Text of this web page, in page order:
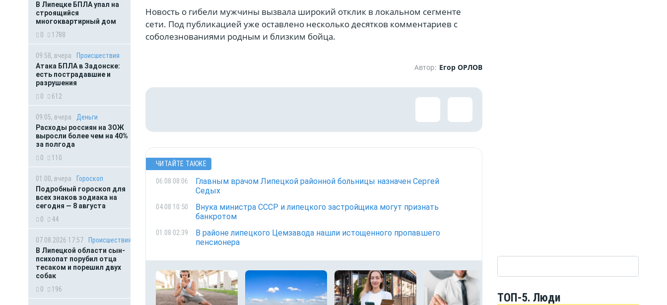
В Липецке БПЛА упал на
строящийся
многоквартирный дом
0
1788
09:58, вчера
Происшествия
Атака БПЛА в Задонске:
есть пострадавшие и
разрушения
0
612
09:05, вчера
Деньги
Расходы россиян на ЗОЖ
выросли более чем на 40%
за полгода
0
110
01:00, вчера
Гороскоп
Подробный гороскоп для
всех знаков зодиака на
сегодня — 8 августа
0
44
07.08.2026 17:57
Происшествия
В Липецкой области сын-
психопат порубил отца
тесаком и порешил двух
собак
0
196
Новость о гибели мужчины вызвала широкий отклик в локальном сегменте
сети. Под публикацией уже оставлено несколько десятков комментариев с
соболезнованиями родным и близким бойца.
Автор: Егор ОРЛОВ
ЧИТАЙТЕ ТАКЖЕ
06.08 08:06
Главным врачом Липецкой районной больницы назначен Сергей
Седых
04.08 10:50
Внука министра СССР и липецкого застройщика могут признать
банкротом
01.08 02:39
В районе липецкого Цемзавода нашли истощенного пропавшего
пенсионера
ТОП-5. Люди